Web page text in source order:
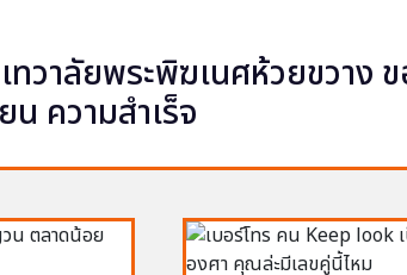
ทวาลัยพระพิฆเนศห้วยขวาง
น ความสำเร็จ